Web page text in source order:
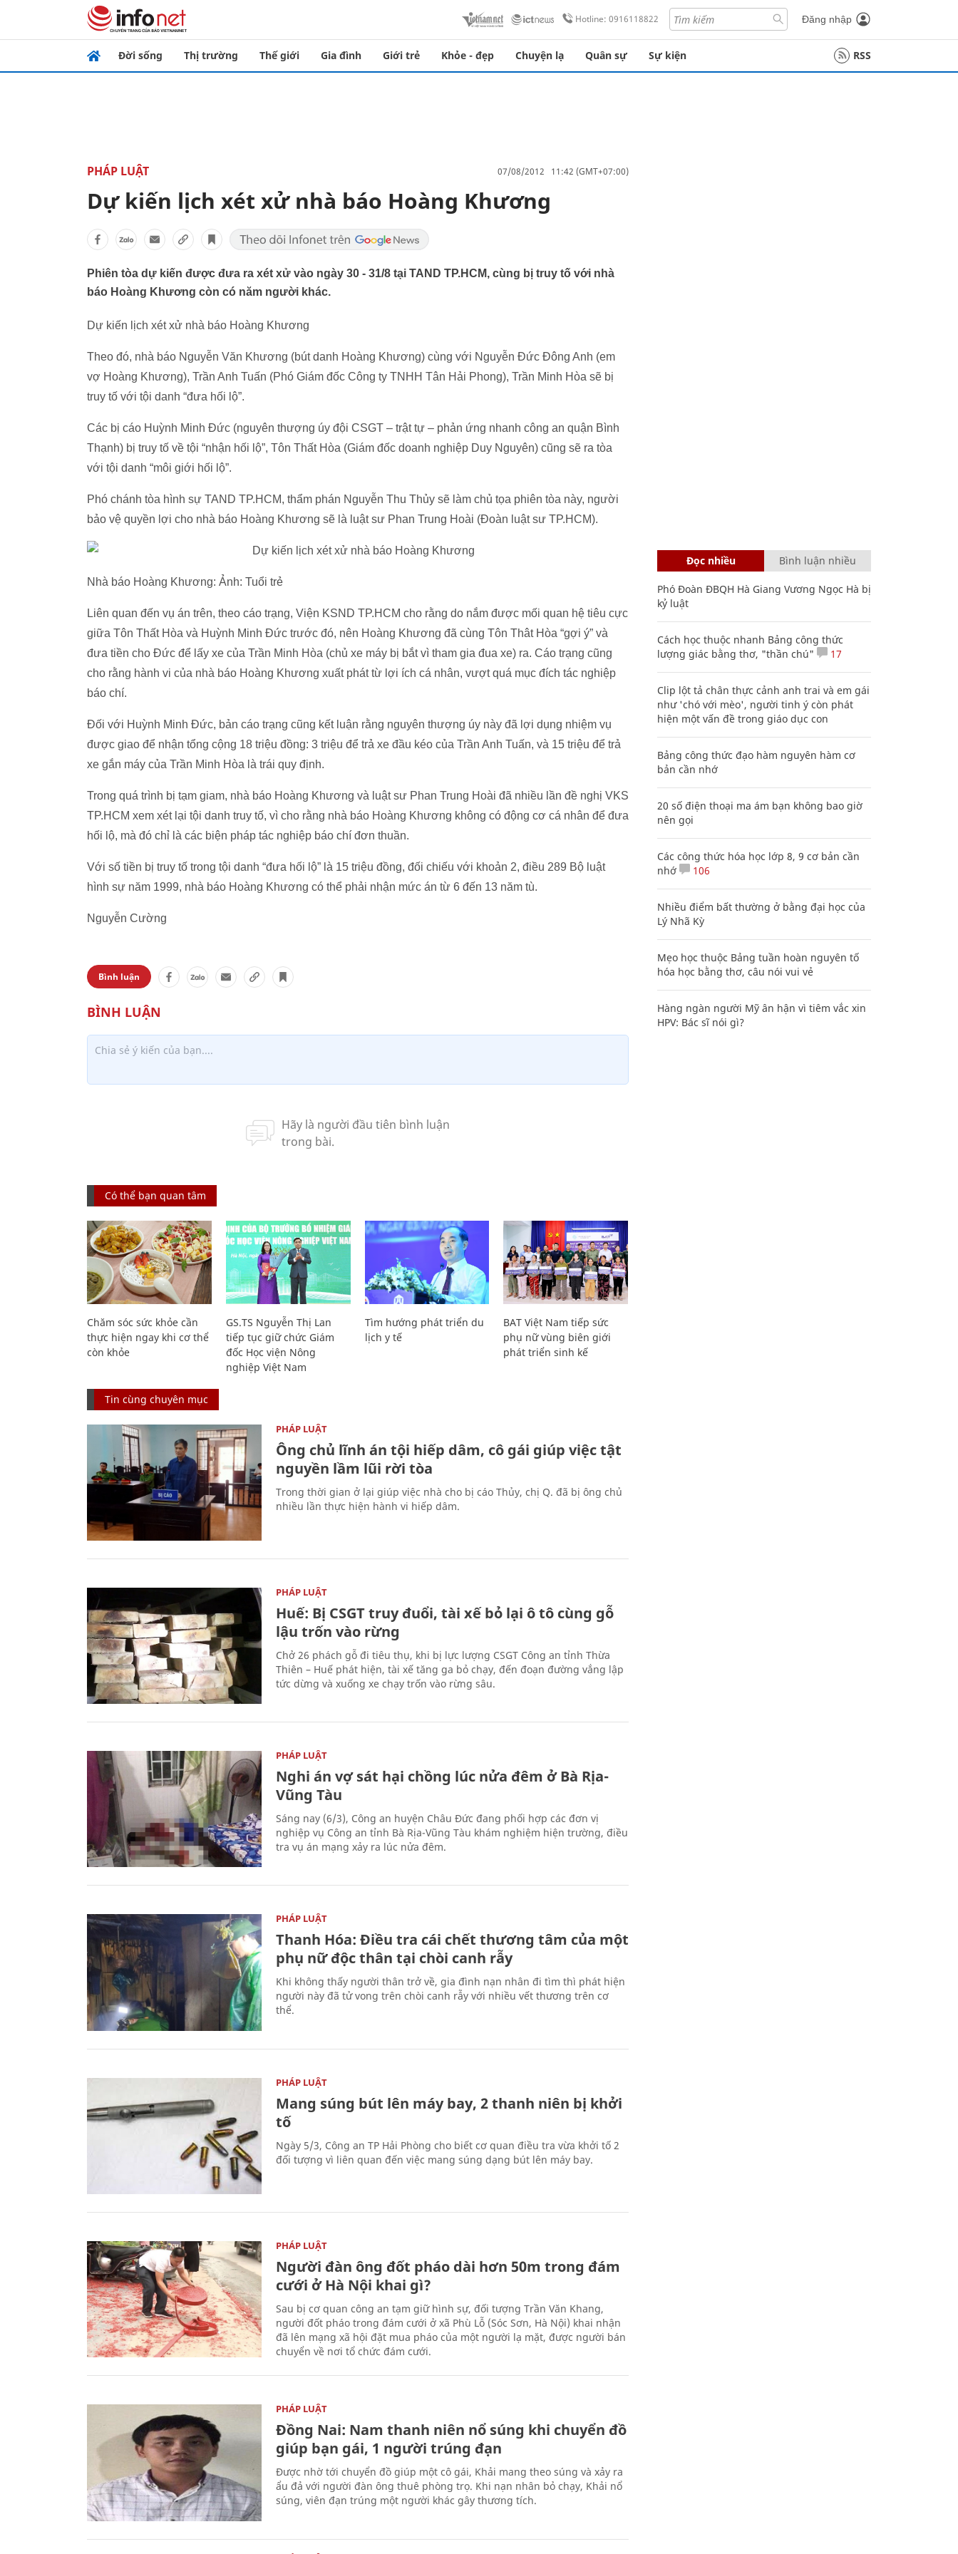
Hotline: 0916118822 Đăng nhập
Đời sống Thị trường Thế giới Gia đình Giới trẻ Khỏe - đẹp Chuyện lạ Quân sự Sự kiện RSS
PHÁP LUẬT 07/08/2012 11:42 (GMT+07:00)
Dự kiến lịch xét xử nhà báo Hoàng Khương
Phiên tòa dự kiến được đưa ra xét xử vào ngày 30 - 31/8 tại TAND TP.HCM, cùng bị truy tố với nhà
báo Hoàng Khương còn có năm người khác.
Dự kiến lịch xét xử nhà báo Hoàng Khương
Theo đó, nhà báo Nguyễn Văn Khương (bút danh Hoàng Khương) cùng với Nguyễn Đức Đông Anh (em
vợ Hoàng Khương), Trần Anh Tuấn (Phó Giám đốc Công ty TNHH Tân Hải Phong), Trần Minh Hòa sẽ bị
truy tố với tội danh “đưa hối lộ”.
Các bị cáo Huỳnh Minh Đức (nguyên thượng úy đội CSGT – trật tự – phản ứng nhanh công an quận Bình
Thạnh) bị truy tố về tội “nhận hối lộ”, Tôn Thất Hòa (Giám đốc doanh nghiệp Duy Nguyên) cũng sẽ ra tòa
với tội danh “môi giới hối lộ”.
Phó chánh tòa hình sự TAND TP.HCM, thẩm phán Nguyễn Thu Thủy sẽ làm chủ tọa phiên tòa này, người
bảo vệ quyền lợi cho nhà báo Hoàng Khương sẽ là luật sư Phan Trung Hoài (Đoàn luật sư TP.HCM).
Nhà báo Hoàng Khương: Ảnh: Tuổi trẻ
Liên quan đến vụ án trên, theo cáo trạng, Viện KSND TP.HCM cho rằng do nắm được mối quan hệ tiêu cực
giữa Tôn Thất Hòa và Huỳnh Minh Đức trước đó, nên Hoàng Khương đã cùng Tôn Thât Hòa “gợi ý” và
đưa tiền cho Đức để lấy xe của Trần Minh Hòa (chủ xe máy bị bắt vì tham gia đua xe) ra. Cáo trạng cũng
cho rằng hành vi của nhà báo Hoàng Khương xuất phát từ lợi ích cá nhân, vượt quá mục đích tác nghiệp
báo chí.
Đối với Huỳnh Minh Đức, bản cáo trạng cũng kết luận rằng nguyên thượng úy này đã lợi dụng nhiệm vụ
được giao để nhận tổng cộng 18 triệu đồng: 3 triệu để trả xe đầu kéo của Trần Anh Tuấn, và 15 triệu để trả
xe gắn máy của Trần Minh Hòa là trái quy định.
Trong quá trình bị tạm giam, nhà báo Hoàng Khương và luật sư Phan Trung Hoài đã nhiều lần đề nghị VKS
TP.HCM xem xét lại tội danh truy tố, vì cho rằng nhà báo Hoàng Khương không có động cơ cá nhân để đưa
hối lộ, mà đó chỉ là các biện pháp tác nghiệp báo chí đơn thuần.
Với số tiền bị truy tố trong tội danh “đưa hối lộ” là 15 triệu đồng, đối chiếu với khoản 2, điều 289 Bộ luật
hình sự năm 1999, nhà báo Hoàng Khương có thể phải nhận mức án từ 6 đến 13 năm tù.
Nguyễn Cường
Bình luận
Có thể bạn quan tâm
Chăm sóc sức khỏe cần
thực hiện ngay khi cơ thể
còn khỏe
GS.TS Nguyễn Thị Lan
tiếp tục giữ chức Giám
đốc Học viện Nông
nghiệp Việt Nam
Tìm hướng phát triển du
lịch y tế
BAT Việt Nam tiếp sức
phụ nữ vùng biên giới
phát triển sinh kế
Tin cùng chuyên mục
PHÁP LUẬT
Ông chủ lĩnh án tội hiếp dâm, cô gái giúp việc tật
nguyền lầm lũi rời tòa
Trong thời gian ở lại giúp việc nhà cho bị cáo Thủy, chị Q. đã bị ông chủ
nhiều lần thực hiện hành vi hiếp dâm.
PHÁP LUẬT
Huế: Bị CSGT truy đuổi, tài xế bỏ lại ô tô cùng gỗ
lậu trốn vào rừng
Chở 26 phách gỗ đi tiêu thụ, khi bị lực lượng CSGT Công an tỉnh Thừa
Thiên – Huế phát hiện, tài xế tăng ga bỏ chạy, đến đoạn đường vắng lập
tức dừng và xuống xe chạy trốn vào rừng sâu.
PHÁP LUẬT
Nghi án vợ sát hại chồng lúc nửa đêm ở Bà Rịa-
Vũng Tàu
Sáng nay (6/3), Công an huyện Châu Đức đang phối hợp các đơn vị
nghiệp vụ Công an tỉnh Bà Rịa-Vũng Tàu khám nghiệm hiện trường, điều
tra vụ án mạng xảy ra lúc nửa đêm.
PHÁP LUẬT
Thanh Hóa: Điều tra cái chết thương tâm của một
phụ nữ độc thân tại chòi canh rẫy
Khi không thấy người thân trở về, gia đình nạn nhân đi tìm thì phát hiện
người này đã tử vong trên chòi canh rẫy với nhiều vết thương trên cơ
thể.
PHÁP LUẬT
Mang súng bút lên máy bay, 2 thanh niên bị khởi
tố
Ngày 5/3, Công an TP Hải Phòng cho biết cơ quan điều tra vừa khởi tố 2
đối tượng vì liên quan đến việc mang súng dạng bút lên máy bay.
PHÁP LUẬT
Người đàn ông đốt pháo dài hơn 50m trong đám
cưới ở Hà Nội khai gì?
Sau bị cơ quan công an tạm giữ hình sự, đối tượng Trần Văn Khang,
người đốt pháo trong đám cưới ở xã Phù Lỗ (Sóc Sơn, Hà Nội) khai nhận
đã lên mạng xã hội đặt mua pháo của một người lạ mặt, được người bán
chuyển về nơi tổ chức đám cưới.
PHÁP LUẬT
Đồng Nai: Nam thanh niên nổ súng khi chuyển đồ
giúp bạn gái, 1 người trúng đạn
Được nhờ tới chuyển đồ giúp một cô gái, Khải mang theo súng và xảy ra
ẩu đả với người đàn ông thuê phòng trọ. Khi nạn nhân bỏ chạy, Khải nổ
súng, viên đạn trúng một người khác gây thương tích.
Đọc nhiều Bình luận nhiều
Phó Đoàn ĐBQH Hà Giang Vương Ngọc Hà bị
kỷ luật
Cách học thuộc nhanh Bảng công thức
lượng giác bằng thơ, "thần chú"
17
Clip lột tả chân thực cảnh anh trai và em gái
như 'chó với mèo', người tinh ý còn phát
hiện một vấn đề trong giáo dục con
Bảng công thức đạo hàm nguyên hàm cơ
bản cần nhớ
20 số điện thoại ma ám bạn không bao giờ
nên gọi
Các công thức hóa học lớp 8, 9 cơ bản cần
nhớ
106
Nhiều điểm bất thường ở bằng đại học của
Lý Nhã Kỳ
Mẹo học thuộc Bảng tuần hoàn nguyên tố
hóa học bằng thơ, câu nói vui vẻ
Hàng ngàn người Mỹ ân hận vì tiêm vắc xin
HPV: Bác sĩ nói gì?